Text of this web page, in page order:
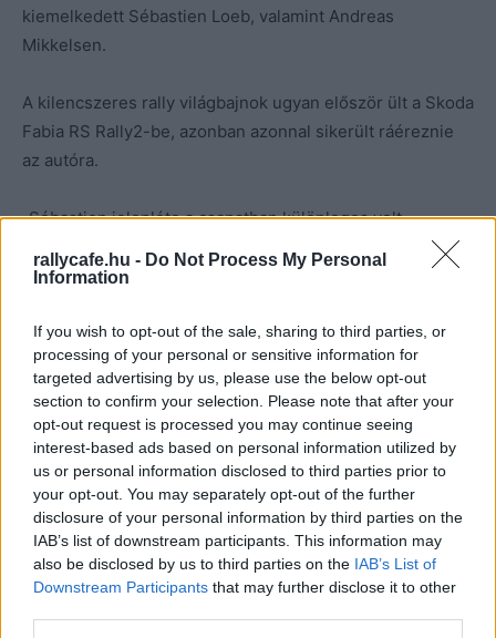
rallycafe.hu - Do Not Process My Personal
Information
If you wish to opt-out of the sale, sharing to third parties, or
processing of your personal or sensitive information for
targeted advertising by us, please use the below opt-out
section to confirm your selection. Please note that after your
opt-out request is processed you may continue seeing
interest-based ads based on personal information utilized by
us or personal information disclosed to third parties prior to
your opt-out. You may separately opt-out of the further
disclosure of your personal information by third parties on the
IAB’s list of downstream participants. This information may
also be disclosed by us to third parties on the IAB’s List of
Downstream Participants that may further disclose it to other
kiemelkedett Sébastien Loeb, valamint Andreas
Mikkelsen.
A kilencszeres rally világbajnok ugyan először ült a Skoda
Fabia RS Rally2-be, azonban azonnal sikerült ráéreznie
az autóra.
„Sébastien jelenléte a csapatban különleges volt –
sikerült jól éreznie magát a Skodában, ami igazolta a cseh
kényelmesen tudja vezetni az autót.”
Az első nap végén Loeb 15.1 másodperc előnnyel
vezetett Mikkelsen előtt.
„A nyitó napon nehéz volt követni Sébastien tempóját,
mert a nyirkos, nedves körülmények között kijött a gumik
közti különbség. Ő lágy Michelin gumikkal ment, mi pedig
lágy Pirellikkel, azonban a Michelin lágfy gumijai jóval
lágyabbak, mint a Pirellié, ezért ő sokkal gyorsabb tudott
lenni. Ráadásul az első szakaszon defektet szedtem